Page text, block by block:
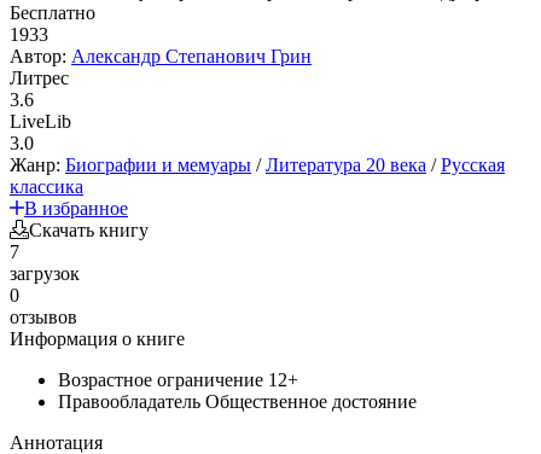
Бесплатно
1933
Автор: Александр Степанович Грин
Литрес
3.6
LiveLib
3.0
Жанр: Биографии и мемуары /Литература 20 века /Русская
классика
В избранное
Скачать книгу
7
загрузок
0
отзывов
Информация о книге
Возрастное ограничение 12+
Правообладатель Общественное достояние
Аннотация